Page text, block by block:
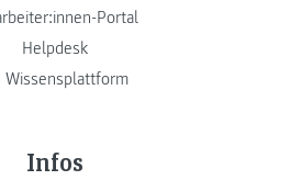
Portal
Helpdesk
Wissensplattform
Infos